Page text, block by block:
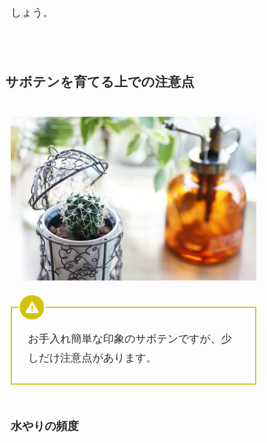
しょう。
サボテンを育てる上での注意点
お手入れ簡単な印象のサボテンですが、少
しだけ注意点があります。
水やりの頻度